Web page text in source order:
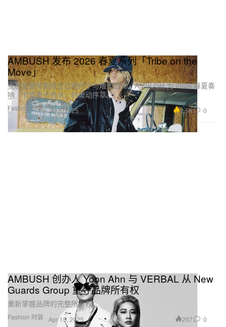
Fashion 时装
AMBUSH 发布 2026 春夏系列「Tribe on the
Move」
宽松层叠剪裁结合日晒丹宁与雕塑银饰，AMBUSH 为 2026 春夏奏
响「节奏重于终点」的流动序章。
Jul 7, 2025 2.5K 0
Fashion 时装
AMBUSH 创办人 Yoon Ahn 与 VERBAL 从 New
Guards Group 重夺品牌所有权
重新掌握品牌的完整所有权。
Apr 15, 2025 207 0